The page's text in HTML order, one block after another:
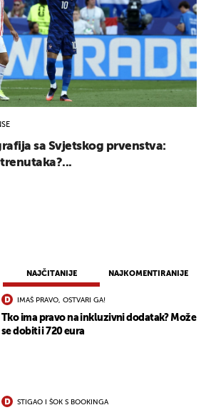
NAJČITANIJE NAJKOMENTIRANIJE
IMAŠ PRAVO, OSTVARI GA!
Tko ima pravo na inkluzivni dodatak? Može
se dobiti i 720 eura
STIGAO I ŠOK S BOOKINGA
sa Svjetskog prvenstva: